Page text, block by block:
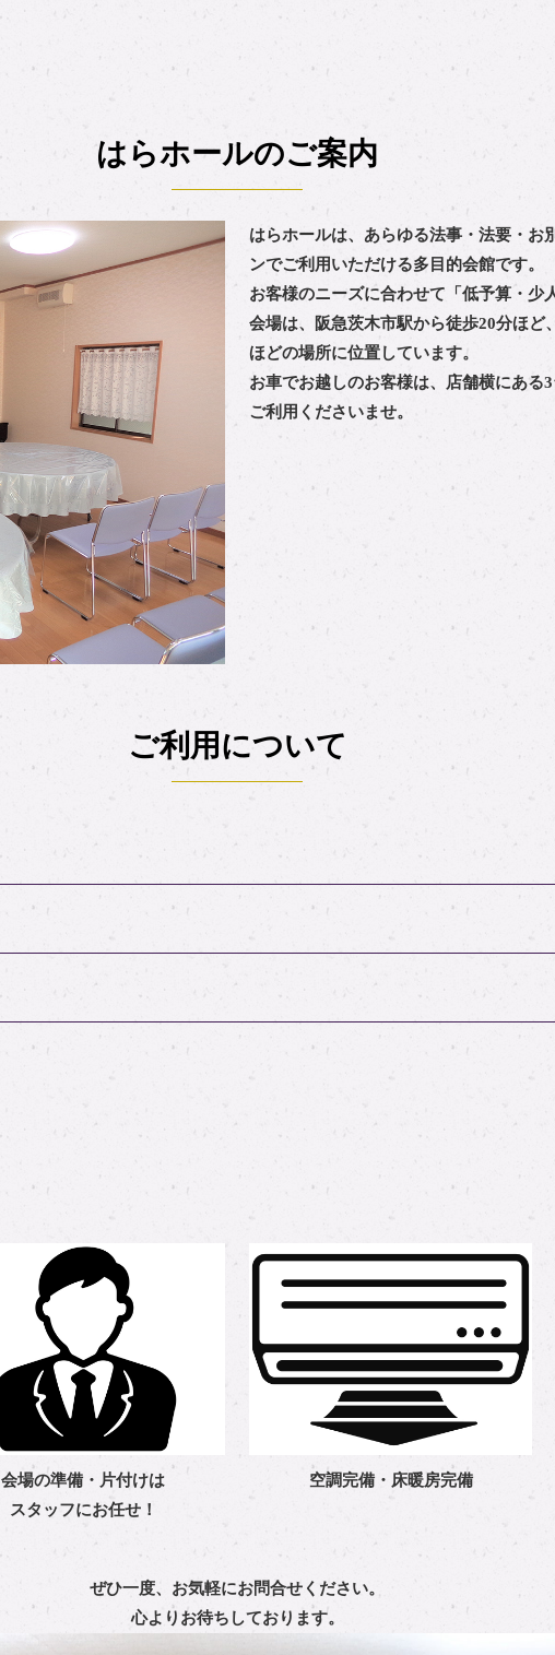
はらホールのご案内
はらホールは、あらゆる法事・法要・お
ンでご利用いただける多目的会館です。
お客様のニーズに合わせて「低予算・少
会場は、阪急茨木市駅から徒歩20分ほど
ほどの場所に位置しています。
お車でお越しのお客様は、店舗横にあ
ご利用くださいませ。
ご利用について
会場の準備・片付けは
スタッフにお任せ！
空調完備・床暖房完備
ぜひ一度、お気軽にお問合せください。
心よりお待ちしております。